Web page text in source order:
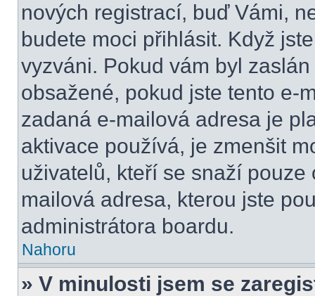
nových registrací, buď Vámi,
budete moci přihlásit. Když
vyzváni. Pokud vám byl
obsažené, pokud jste tento e-
zadaná e-mailová adresa je
aktivace používá, je zmenšit
uživatelů, kteří se snaží
mailová adresa, kterou jste
administrátora boardu.
Nahoru
» V minulosti jsem se